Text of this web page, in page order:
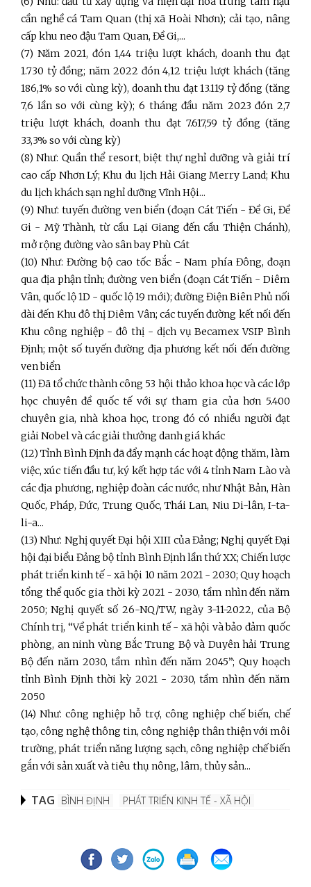
cần nghề cá Tam Quan (thị xã Hoài Nhơn); cải tạo, nâng
cấp khu neo đậu Tam Quan, Đề Gi,...
(7) Năm 2021, đón 1,44 triệu lượt khách, doanh thu đạt
1.730 tỷ đồng; năm 2022 đón 4,12 triệu lượt khách (tăng
186,1% so với cùng kỳ), doanh thu đạt 13.119 tỷ đồng (tăng
7,6 lần so với cùng kỳ); 6 tháng đầu năm 2023 đón 2,7
triệu lượt khách, doanh thu đạt 7.617,59 tỷ đồng (tăng
33,3% so với cùng kỳ)
(8) Như: Quần thể resort, biệt thự nghỉ dưỡng và giải trí
cao cấp Nhơn Lý; Khu du lịch Hải Giang Merry Land; Khu
du lịch khách sạn nghỉ dưỡng Vĩnh Hội...
(9) Như: tuyến đường ven biển (đoạn Cát Tiến - Đề Gi, Đề
Gi - Mỹ Thành, từ cầu Lại Giang đến cầu Thiện Chánh),
mở rộng đường vào sân bay Phù Cát
(10) Như: Đường bộ cao tốc Bắc - Nam phía Đông, đoạn
qua địa phận tỉnh; đường ven biển (đoạn Cát Tiến - Diêm
Vân, quốc lộ 1D - quốc lộ 19 mới); đường Điện Biên Phủ nối
dài đến Khu đô thị Diêm Vân; các tuyến đường kết nối đến
Khu công nghiệp - đô thị - dịch vụ Becamex VSIP Bình
Định; một số tuyến đường địa phương kết nối đến đường
ven biển
(11) Đã tổ chức thành công 53 hội thảo khoa học và các lớp
học chuyên đề quốc tế với sự tham gia của hơn 5.400
chuyên gia, nhà khoa học, trong đó có nhiều người đạt
giải Nobel và các giải thưởng danh giá khác
(12) Tỉnh Bình Định đã đẩy mạnh các hoạt động thăm, làm
việc, xúc tiến đầu tư, ký kết hợp tác với 4 tỉnh Nam Lào và
các địa phương, nghiệp đoàn các nước, như Nhật Bản, Hàn
Quốc, Pháp, Đức, Trung Quốc, Thái Lan, Niu Di-lân, I-ta-
li-a...
(13) Như: Nghị quyết Đại hội XIII của Đảng; Nghị quyết Đại
hội đại biểu Đảng bộ tỉnh Bình Định lần thứ XX; Chiến lược
phát triển kinh tế - xã hội 10 năm 2021 - 2030; Quy hoạch
tổng thể quốc gia thời kỳ 2021 - 2030, tầm nhìn đến năm
2050; Nghị quyết số 26-NQ/TW, ngày 3-11-2022, của Bộ
Chính trị, “Về phát triển kinh tế - xã hội và bảo đảm quốc
phòng, an ninh vùng Bắc Trung Bộ và Duyên hải Trung
Bộ đến năm 2030, tầm nhìn đến năm 2045”; Quy hoạch
tỉnh Bình Định thời kỳ 2021 - 2030, tầm nhìn đến năm
2050
(14) Như: công nghiệp hỗ trợ, công nghiệp chế biến, chế
tạo, công nghệ thông tin, công nghiệp thân thiện với môi
trường, phát triển năng lượng sạch, công nghiệp chế biến
gắn với sản xuất và tiêu thụ nông, lâm, thủy sản...
TAG BÌNH ĐỊNH PHÁT TRIỂN KINH TẾ - XÃ HỘI